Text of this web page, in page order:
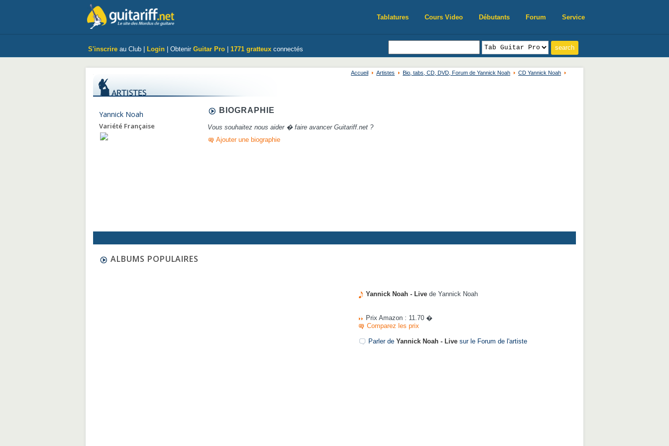
Tablatures Cours Video Débutants Forum Service
S'inscrire au Club | Login | Obtenir Guitar Pro 1771 gratteux connectés
Accueil Artistes Bio, tabs, CD, DVD, Forum de Yannick Noah CD Yannick Noah
Yannick Noah
Variété Française
BIOGRAPHIE
Vous souhaitez nous aider � faire avancer Guitariff.net ?
Ajouter une biographie
ALBUMS POPULAIRES
Yannick Noah - Live de Yannick Noah
Prix Amazon : 11.70 �
Comparez les prix
Parler de Yannick Noah - Live sur le Forum de l'artiste